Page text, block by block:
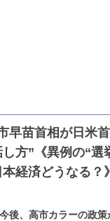
早苗首相が日米首
方”《異例の“選
経済どうなる？》
後、高市カラーの政策